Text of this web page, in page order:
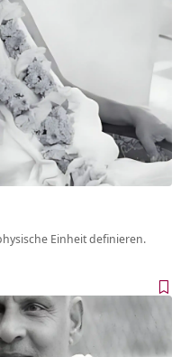
Einheit definieren.